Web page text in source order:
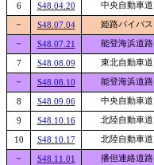
6 S48.04.20 中央自動車道
－ S48.07.04 姫路バイパス
－ S48.07.21 能登海浜道路
7 S48.08.09 東北自動車道
－ S48.08.10 能登海浜道路
8 S48.09.06 中央自動車道
9 S48.10.16 北陸自動車道
10 S48.10.17 北陸自動車道
－ S48.11.01 播但連絡道路